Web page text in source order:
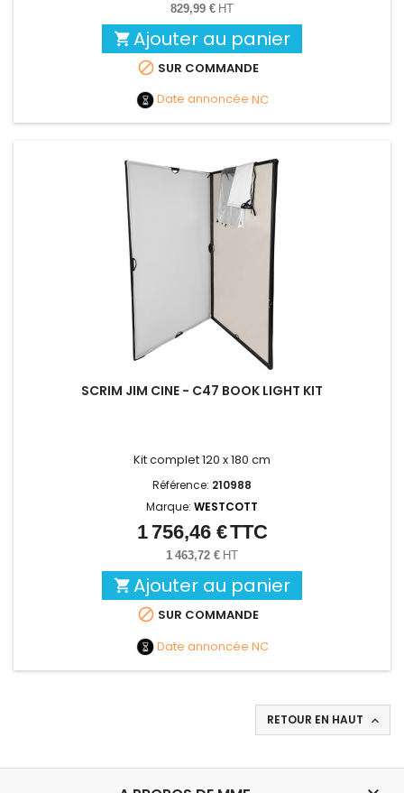
829,99 € HT
 Ajouter au panier
 SUR COMMANDE
Date annoncée NC
SCRIM JIM CINE - C47 BOOK LIGHT KIT
Kit complet 120 x 180 cm
Référence: 210988
Marque: WESTCOTT
Prix
1 756,46 €TTC
1 463,72 € HT
 Ajouter au panier
 SUR COMMANDE
Date annoncée NC
RETOUR EN HAUT 